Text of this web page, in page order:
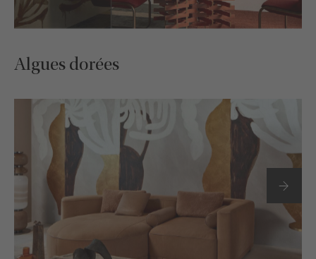
Algues dorées